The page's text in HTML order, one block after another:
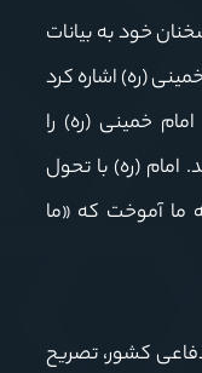
خود به بیانات
(ره) اشاره کرد
خمینی (ره) را
امام (ره) با تحول
آموخت که «ما
کشور، تصریح